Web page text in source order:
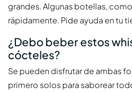
grandes. Algunas botellas,
rápidamente. Pide ayuda en tu
¿Debo beber estos
cócteles?
Se pueden disfrutar de ambas
primero solos para saborear